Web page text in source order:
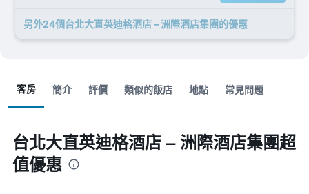
另外24個台北大直英迪格酒店 – 洲際酒店集團​的優惠
客房 簡介 評價 類似的飯店 地點 常見問題
台北大直英迪格酒店 – 洲際酒店集團超
值優惠